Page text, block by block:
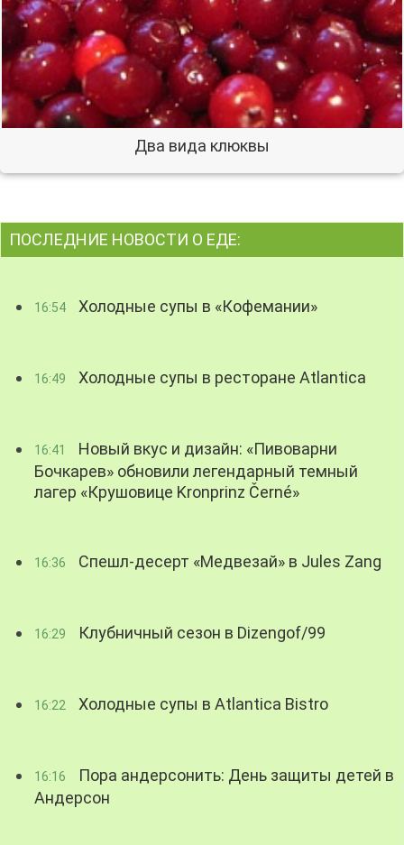
Два вида клюквы
ПОСЛЕДНИЕ НОВОСТИ О ЕДЕ:
16:54 Холодные супы в «Кофемании»
16:49 Холодные супы в ресторане Atlantica
16:41
Новый вкус и дизайн: «Пивоварни
Бочкарев» обновили легендарный темный
лагер «Крушовице Kronprinz Černé»
16:36 Спешл-десерт «Медвезай» в Jules Zang
16:29 Клубничный сезон в Dizengof/99
16:22 Холодные супы в Atlantica Bistro
16:16
Пора андерсонить: День защиты детей в
Андерсон